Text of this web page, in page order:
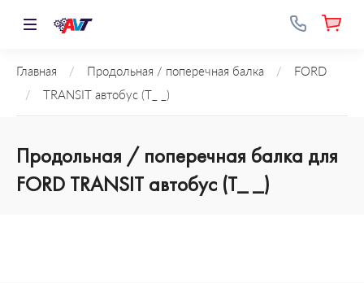
Главная / Продольная / поперечная балка /
FORD
/
TRANSIT автобус (T_ _)
Продольная / поперечная балка для
FORD TRANSIT автобус (T_ _)